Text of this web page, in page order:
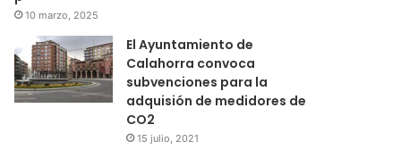
10 marzo, 2025
El Ayuntamiento de
Calahorra convoca
subvenciones para la
adquisión de medidores de
CO2
15 julio, 2021